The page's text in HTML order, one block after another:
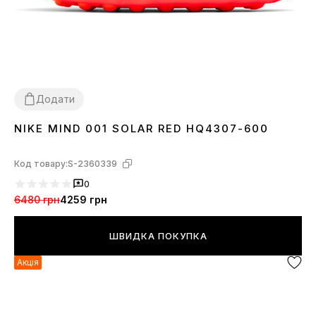
Додати
3738 39 40 42 4344 45 46
NIKE MIND 001 SOLAR RED HQ4307-600
Код товару:S-2360339
0
6480 грн4259 грн
ШВИДКА ПОКУПКА
Акція